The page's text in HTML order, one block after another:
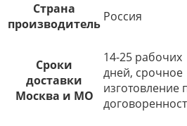
Страна
производитель Россия
Сроки
доставки
Москва и МО
14-25 рабочих
дней, срочное
изготовление